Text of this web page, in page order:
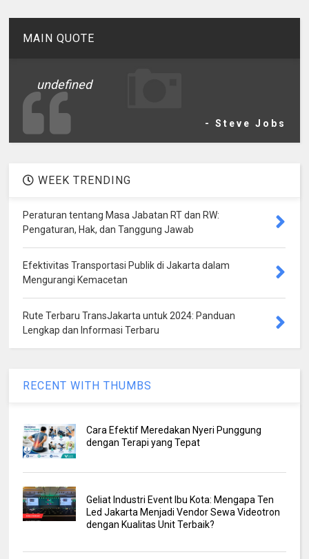
MAIN QUOTE
undefined
- Steve Jobs
WEEK TRENDING
Peraturan tentang Masa Jabatan RT dan RW:
Pengaturan, Hak, dan Tanggung Jawab
Efektivitas Transportasi Publik di Jakarta dalam
Mengurangi Kemacetan
Rute Terbaru TransJakarta untuk 2024: Panduan
Lengkap dan Informasi Terbaru
RECENT WITH THUMBS
Cara Efektif Meredakan Nyeri Punggung
dengan Terapi yang Tepat
Geliat Industri Event Ibu Kota: Mengapa Ten
Led Jakarta Menjadi Vendor Sewa Videotron
dengan Kualitas Unit Terbaik?